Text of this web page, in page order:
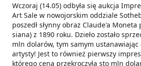
Wczoraj (14.05) odbyła się aukcja
Art Sale w nowojorskim oddziale
poszedł słynny obraz Claude'a
siana) z 1890 roku. Dzieło zostało
mln dolarów, tym samym
artysty! Jest to również pierwszy
którego cena przekroczyła sto mln